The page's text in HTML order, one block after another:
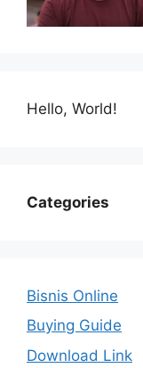
Hello, World!
Categories
Bisnis Online
Buying Guide
Download Link